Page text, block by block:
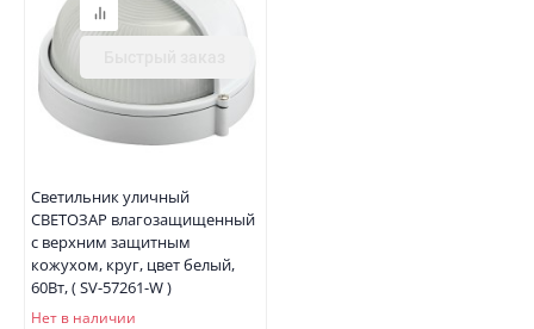
Светильник уличный
СВЕТОЗАР влагозащищенный
с верхним защитным
кожухом, круг, цвет белый,
60Вт, ( SV-57261-W )
Нет в наличии